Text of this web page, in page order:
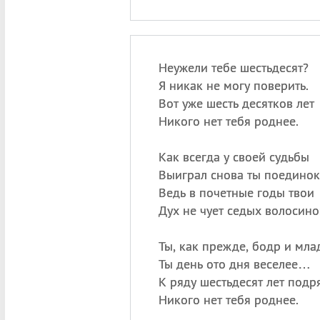
Неужели тебе шестьдесят?
Я никак не могу поверить.
Вот уже шесть десятков лет
Никого нет тебя роднее.
Как всегда у своей судьбы
Выиграл снова ты
Ведь в почетные годы твои
Дух не чует седых
Ты, как прежде, бодр и
Ты день ото дня веселее…
К ряду шестьдесят лет
Никого нет тебя роднее.